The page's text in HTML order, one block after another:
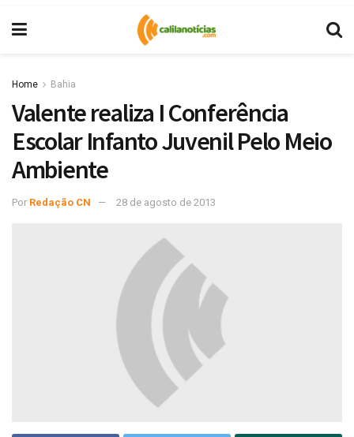
Home Bahia
Valente realiza I Conferência
Escolar Infanto Juvenil Pelo Meio
Ambiente
Por Redação CN 28 de agosto de 2013